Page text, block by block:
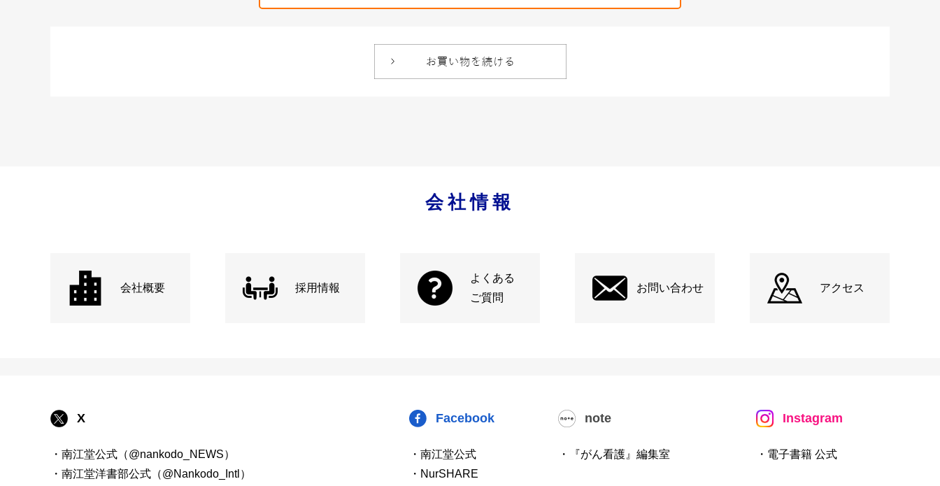
会社情報
会社概要 採用情報
よくある
ご質問
お問い合わせ アクセス
X
・南江堂公式（@nankodo_NEWS）
・南江堂洋書部公式（@Nankodo_Intl）
Facebook
・南江堂公式
・NurSHARE
note
・『がん看護』編集室
Instagram
・電子書籍 公式